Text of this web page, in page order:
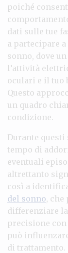
poiché
dati sulle tue
a partecipare
sonno, dove
l’attività
oculari e il tuo
Questo
un quadro
condizione.
Durante
tempo di
eventuali
altrettanto
così a
del sonno, che
differenziare
precisione
può
di trattamento.